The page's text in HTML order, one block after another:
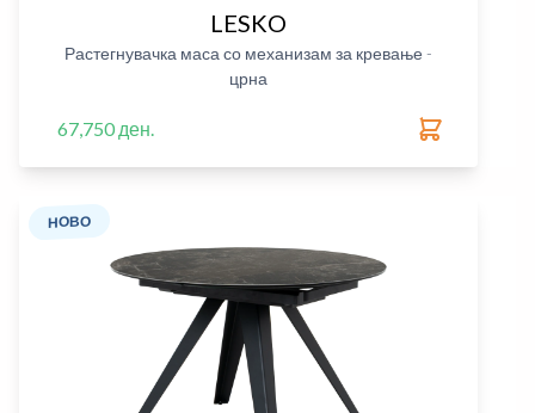
LESKO
Растегнувачка маса со механизам за кревање -
црна
67,750 ден.
НОВО